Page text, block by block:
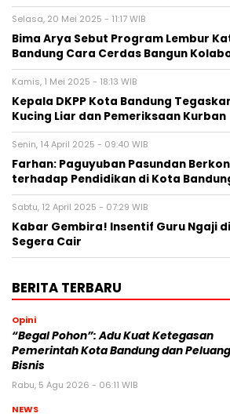
Selasa, 20 Mei 2025 - 11:17 WIB
Bima Arya Sebut Program Lembur
Bandung Cara Cerdas Bangun
Kamis, 1 Mei 2025 - 18:13 WIB
Kepala DKPP Kota Bandung
Kucing Liar dan Pemeriksaan Kurban
Senin, 14 April 2025 - 09:40 WIB
Farhan: Paguyuban Pasundan
terhadap Pendidikan di Kota
Sabtu, 12 April 2025 - 07:29 WIB
Kabar Gembira! Insentif Guru Ngaji
Segera Cair
BERITA TERBARU
Opini
“Begal Pohon”: Adu Kuat Ketegasan
Pemerintah Kota Bandung dan Peluang
Bisnis
Rabu, 5 Agu 2026 - 06:11 WIB
NEWS